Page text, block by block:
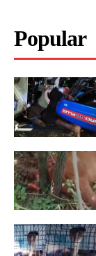
Popular